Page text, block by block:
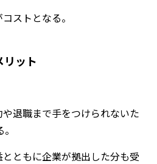
ストとなる。
リット
退職まで手をつけられないた
ともに企業が拠出した分も受